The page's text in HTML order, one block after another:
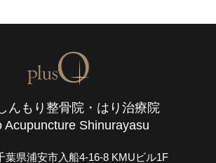
んもり整骨院・はり治療院
Acupuncture Shinurayasu
葉県浦安市入船4-16-8 KMUビル1F